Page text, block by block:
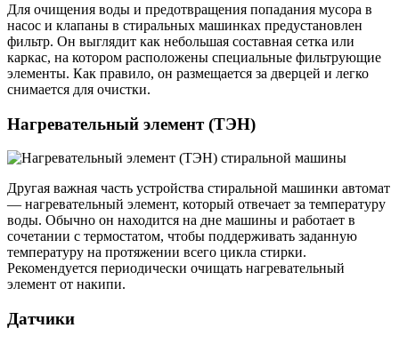
Для очищения воды и предотвращения попадания мусора в
насос и клапаны в стиральных машинках предустановлен
фильтр. Он выглядит как небольшая составная сетка или
каркас, на котором расположены специальные фильтрующие
элементы. Как правило, он размещается за дверцей и легко
снимается для очистки.
Нагревательный элемент (ТЭН)
Другая важная часть устройства стиральной машинки автомат
— нагревательный элемент, который отвечает за температуру
воды. Обычно он находится на дне машины и работает в
сочетании с термостатом, чтобы поддерживать заданную
температуру на протяжении всего цикла стирки.
Рекомендуется периодически очищать нагревательный
элемент от накипи.
Датчики